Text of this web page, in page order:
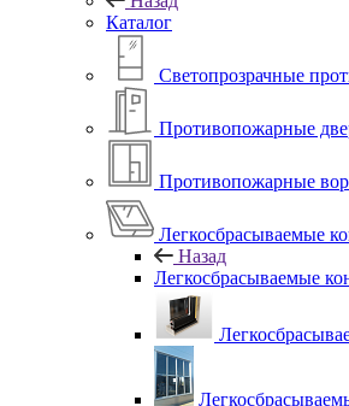
Каталог
Светопрозрачные
Противопожарные
Противопожарные
Легкосбрасываемые
Назад
Легкосбрасываемые